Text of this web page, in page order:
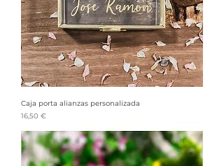
Caja porta alianzas personalizada
Precio
16,50 €